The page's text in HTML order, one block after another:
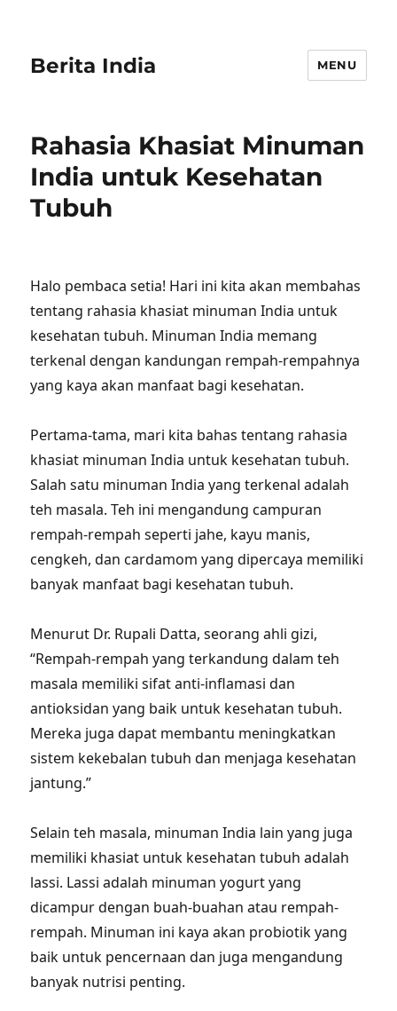
Berita India MENU
Rahasia Khasiat Minuman
India untuk Kesehatan
Tubuh
Halo pembaca setia! Hari ini kita akan membahas
tentang rahasia khasiat minuman India untuk
kesehatan tubuh. Minuman India memang
terkenal dengan kandungan rempah-rempahnya
yang kaya akan manfaat bagi kesehatan.
Pertama-tama, mari kita bahas tentang rahasia
khasiat minuman India untuk kesehatan tubuh.
Salah satu minuman India yang terkenal adalah
teh masala. Teh ini mengandung campuran
rempah-rempah seperti jahe, kayu manis,
cengkeh, dan cardamom yang dipercaya memiliki
banyak manfaat bagi kesehatan tubuh.
Menurut Dr. Rupali Datta, seorang ahli gizi,
“Rempah-rempah yang terkandung dalam teh
masala memiliki sifat anti-inflamasi dan
antioksidan yang baik untuk kesehatan tubuh.
Mereka juga dapat membantu meningkatkan
sistem kekebalan tubuh dan menjaga kesehatan
jantung.”
Selain teh masala, minuman India lain yang juga
memiliki khasiat untuk kesehatan tubuh adalah
lassi. Lassi adalah minuman yogurt yang
dicampur dengan buah-buahan atau rempah-
rempah. Minuman ini kaya akan probiotik yang
baik untuk pencernaan dan juga mengandung
banyak nutrisi penting.